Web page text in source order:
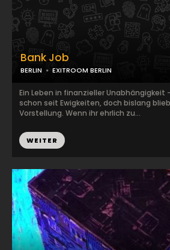
Bank Job
BERLIN EXITROOM BERLIN
Ein Leben in finanzieller
schon seit Ewigkeiten, doch bislang
Vorstellung. Wenn ihr ehrlich zu...
WEITER